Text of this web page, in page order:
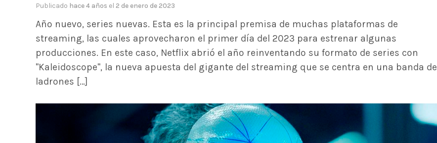
Publicado hace 4 años el 2 de enero de 2023
Año nuevo, series nuevas. Esta es la principal premisa de muchas plataformas de
streaming, las cuales aprovecharon el primer día del 2023 para estrenar algunas
producciones. En este caso, Netflix abrió el año reinventando su formato de series con
"Kaleidoscope", la nueva apuesta del gigante del streaming que se centra en una banda de
ladrones […]